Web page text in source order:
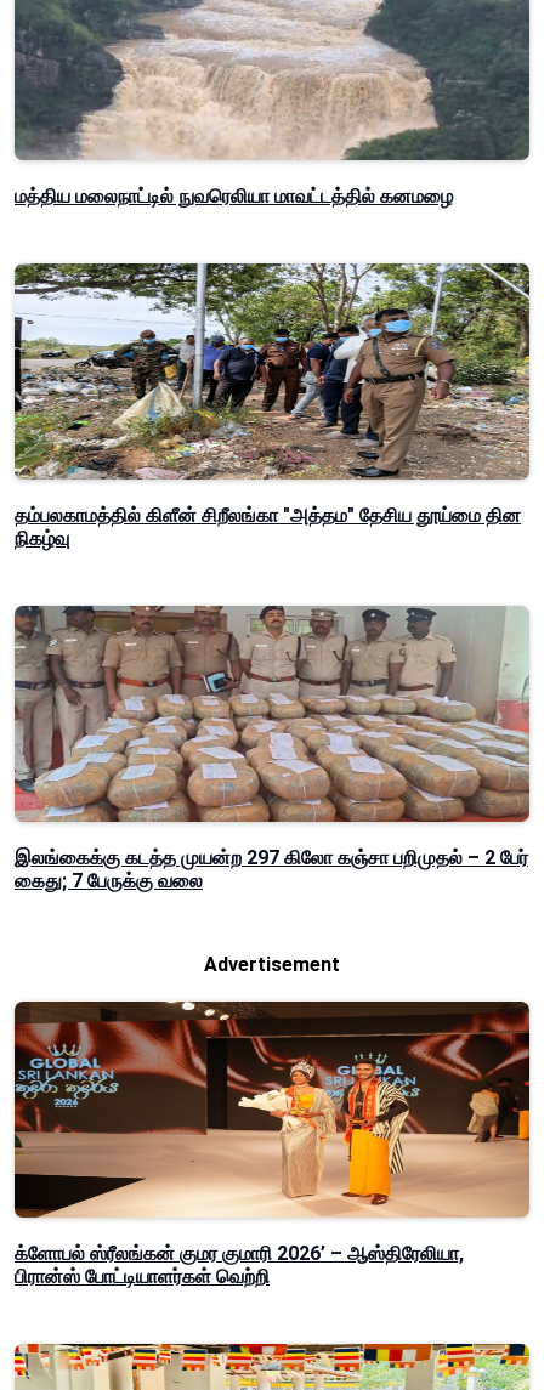
மத்திய மலைநாட்டில் நுவரெலியா மாவட்டத்தில் கனமழை
தம்பலகாமத்தில் கிளீன் சிறீலங்கா "அத்தம" தேசிய தூய்மை தின
நிகழ்வு
இலங்கைக்கு கடத்த முயன்ற 297 கிலோ கஞ்சா பறிமுதல் – 2 பேர்
கைது; 7 பேருக்கு வலை
Advertisement
க்ளோபல் ஸ்ரீலங்கன் குமர குமாரி 2026’ – ஆஸ்திரேலியா,
பிரான்ஸ் போட்டியாளர்கள் வெற்றி